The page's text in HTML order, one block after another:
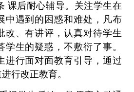
课后耐心辅导。 关注学生在
中遇到的困惑和难处， 凡布
改、有讲评，认真对待学生
学生的疑惑，不敷衍了事。
进行面对面教育引导，通过
行改正教育。